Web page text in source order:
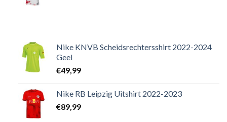
Nike KNVB Scheidsrechtersshirt 2022-2024
Geel
€49,99
Nike RB Leipzig Uitshirt 2022-2023
€89,99